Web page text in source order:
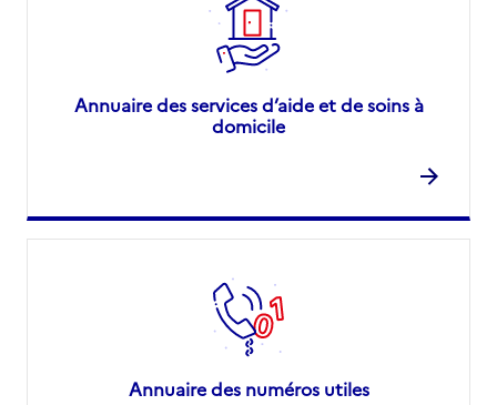
Annuaire des services d’aide et de soins à
domicile
Annuaire des numéros utiles